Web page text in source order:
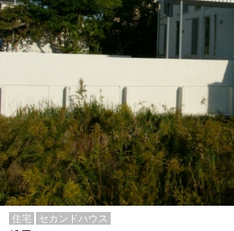
住宅 セカンドハウス